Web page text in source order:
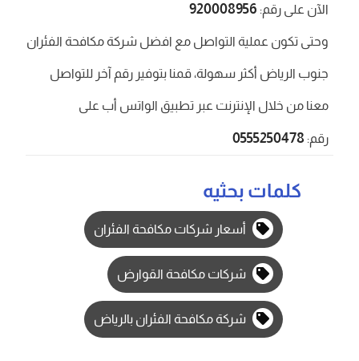
الآن على رقم: 920008956
وحتى تكون عملية التواصل مع افضل شركة مكافحة الفئران
جنوب الرياض أكثر سهولة، قمنا بتوفير رقم آخر للتواصل
معنا من خلال الإنترنت عبر تطبيق الواتس أب على
رقم: 0555250478
كلمات بحثيه
أسعار شركات مكافحة الفئران
شركات مكافحة القوارض
شركة مكافحة الفئران بالرياض